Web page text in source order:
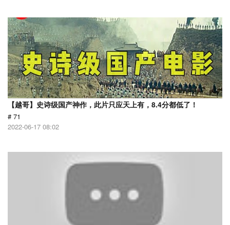
【越哥】史诗级国产神作，此片只应天上有，8.4分都低了！
# 71
2022-06-17 08:02